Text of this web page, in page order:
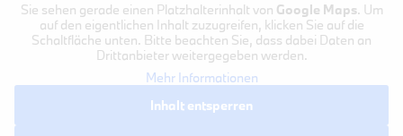
Sie sehen gerade einen Platzhalterinhalt von Google Maps. Um
auf den eigentlichen Inhalt zuzugreifen, klicken Sie auf die
Schaltfläche unten. Bitte beachten Sie, dass dabei Daten an
Drittanbieter weitergegeben werden.
Mehr Informationen
Inhalt entsperren